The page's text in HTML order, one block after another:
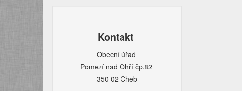
Kontakt
Obecní úřad
Pomezí nad Ohří čp.82
350 02 Cheb